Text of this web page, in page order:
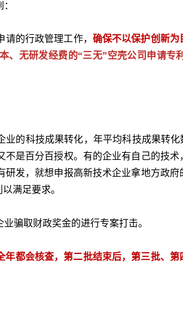
的行政管理工作， 确保不以保护创新为
、无研发经费的“三无”空壳公司申请
的科技成果转化，年平均科技成果转化
不是百分百授权。有的企业有自己的技
发，就想申报高新技术企业拿地方政
满足要求。
骗取财政奖金的进行专案打击。
年都会核查，第二批结束后，第三批、